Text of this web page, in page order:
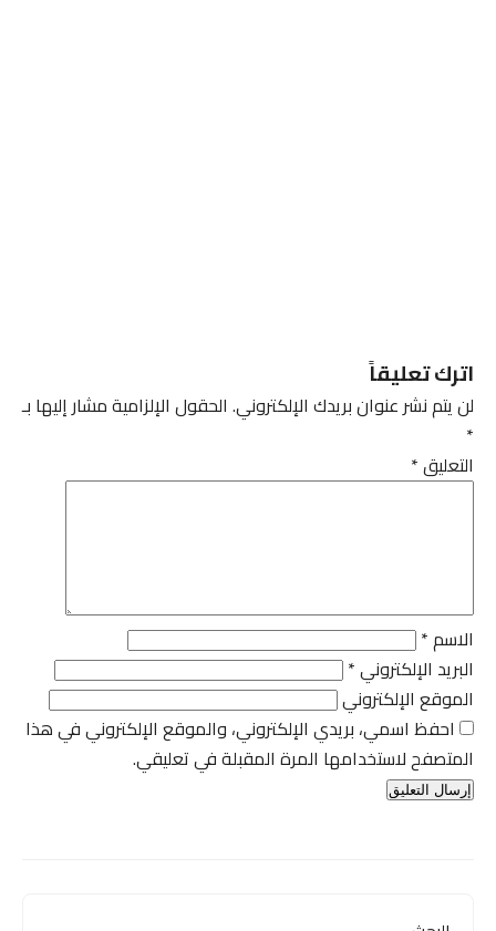
اترك تعليقاً
لن يتم نشر عنوان بريدك الإلكتروني.الحقول الإلزامية مشار إليها بـ
التعليق*
الاسم*
البريد الإلكتروني*
الموقع الإلكتروني
احفظ اسمي، بريدي الإلكتروني، والموقع الإلكتروني في هذا
المتصفح لاستخدامها المرة المقبلة في تعليقي.